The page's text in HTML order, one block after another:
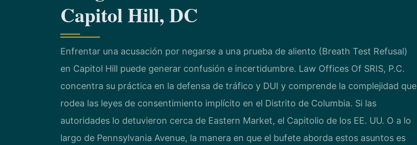
Capitol Hill, DC
Enfrentar una acusación por negarse a una prueba de aliento (Breath Test Refusal)
en Capitol Hill puede generar confusión e incertidumbre. Law Offices Of SRIS, P.C.
concentra su práctica en la defensa de tráfico y DUI y comprende la complejidad que
rodea las leyes de consentimiento implícito en el Distrito de Columbia. Si las
autoridades lo detuvieron cerca de Eastern Market, el Capitolio de los EE. UU. O a lo
largo de Pennsylvania Avenue, la manera en que el bufete aborda estos asuntos es